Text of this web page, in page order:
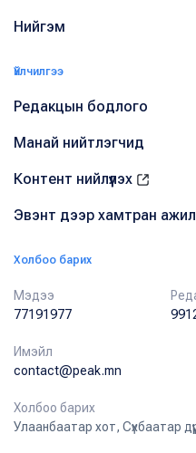
Нийгэм
Үйлчилгээ
Редакцын бодлого
Манай нийтлэгчид
Контент нийлүүлэх
Эвэнт дээр хамтран
Холбоо барих
Мэдээ
77191977
Имэйл
contact@peak.mn
Холбоо барих
Улаанбаатар хот, Сүхбаатар